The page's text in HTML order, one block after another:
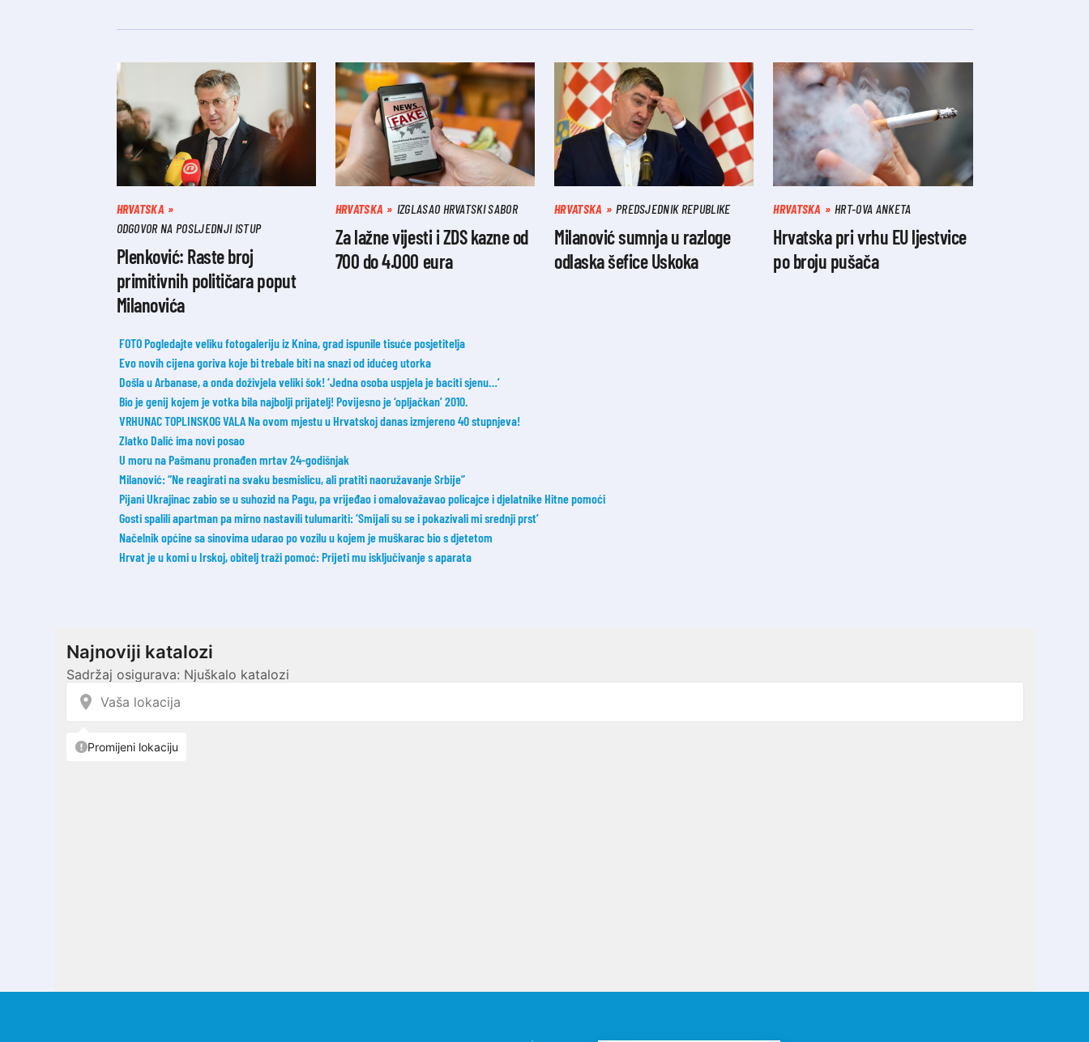
HRVATSKA
ODGOVOR NA POSLJEDNJI ISTUP
Plenković: Raste broj
primitivnih političara poput
Milanovića
HRVATSKA IZGLASAO HRVATSKI SABOR
Za lažne vijesti i ZDS kazne od
700 do 4.000 eura
HRVATSKA PREDSJEDNIK REPUBLIKE
Milanović sumnja u razloge
odlaska šefice Uskoka
HRVATSKA HRT-OVA ANKETA
Hrvatska pri vrhu EU ljestvice
po broju pušača
FOTO Pogledajte veliku fotogaleriju iz Knina, grad ispunile tisuće posjetitelja
Evo novih cijena goriva koje bi trebale biti na snazi od idućeg utorka
Došla u Arbanase, a onda doživjela veliki šok! ‘Jedna osoba uspjela je baciti sjenu…’
Bio je genij kojem je votka bila najbolji prijatelj! Povijesno je ‘opljačkan’ 2010.
VRHUNAC TOPLINSKOG VALA Na ovom mjestu u Hrvatskoj danas izmjereno 40 stupnjeva!
Zlatko Dalić ima novi posao
U moru na Pašmanu pronađen mrtav 24-godišnjak
Milanović: “Ne reagirati na svaku besmislicu, ali pratiti naoružavanje Srbije”
Pijani Ukrajinac zabio se u suhozid na Pagu, pa vrijeđao i omalovažavao policajce i djelatnike Hitne pomoći
Gosti spalili apartman pa mirno nastavili tulumariti: ‘Smijali su se i pokazivali mi srednji prst’
Načelnik općine sa sinovima udarao po vozilu u kojem je muškarac bio s djetetom
Hrvat je u komi u Irskoj, obitelj traži pomoć: Prijeti mu isključivanje s aparata